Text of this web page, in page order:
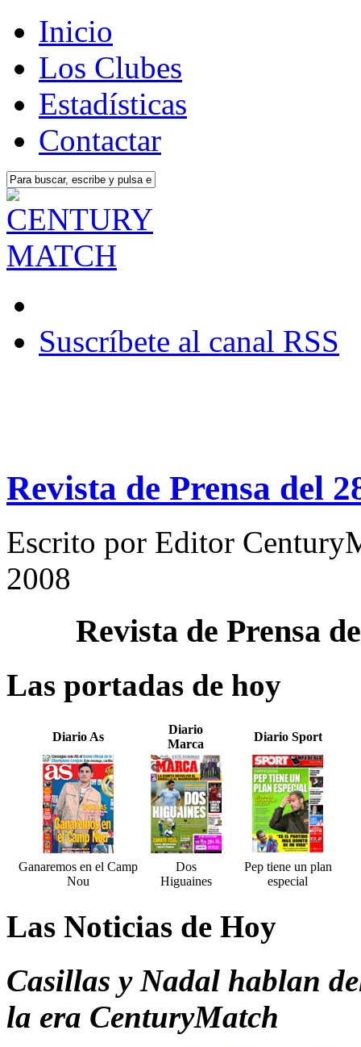
Inicio
Los Clubes
Estadísticas
Contactar
Suscríbete al canal RSS
Revista de Prensa del
Escrito por Editor
2008
Revista de Prensa
Las portadas de hoy
Diario As
Diario
Marca
Diario Sport
Ganaremos en el Camp
Nou
Dos
Higuaines
Pep tiene un plan
especial
Las Noticias de Hoy
Casillas y Nadal hablan
la era CenturyMatch